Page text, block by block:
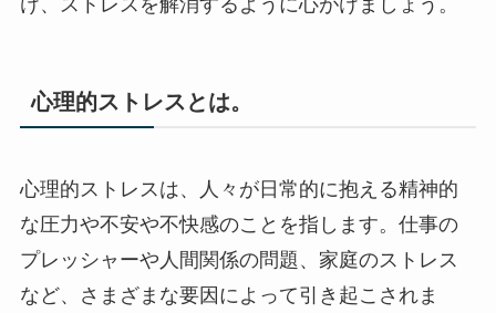
心理的ストレスとは。
心理的ストレスは、人々が日常的に抱える精神的
な圧力や不安や不快感のことを指します。仕事の
プレッシャーや人間関係の問題、家庭のストレス
など、さまざまな要因によって引き起こされま